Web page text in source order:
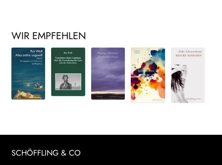
WIR EMPFEHLEN
SCHÖFFLING & CO